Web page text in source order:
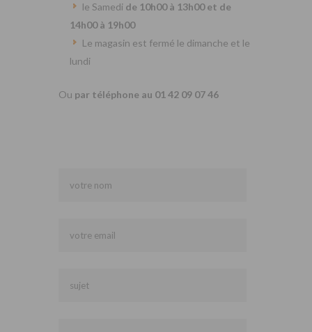
le Samedi de 10h00 à 13h00 et de
14h00 à 19h00
Le magasin est fermé le dimanche et le
lundi
Ou par téléphone au 01 42 09 07 46